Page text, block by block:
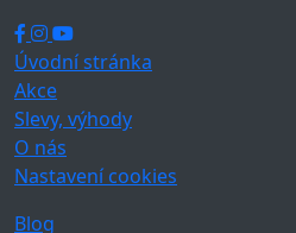
Úvodní stránka
Akce
Slevy, výhody
O nás
Nastavení cookies
Blog